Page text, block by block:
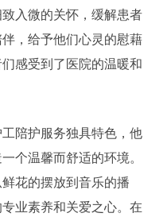
入微的关怀，缓解患者
，给予他们心灵的慰藉
感受到了医院的温暖和
陪护服务独具特色，他
个温馨而舒适的环境。
花的摆放到音乐的播
业素养和关爱之心。在